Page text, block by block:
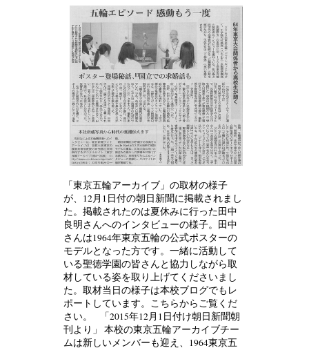
「東京五輪アーカイブ」の取材の様子
が、12月1日付の朝日新聞に掲載されまし
た。掲載されたのは夏休みに行った田中
良明さんへのインタビューの様子。田中
さんは1964年東京五輪の公式ポスターの
モデルとなった方です。一緒に活動して
いる聖徳学園の皆さんと協力しながら取
材している姿を取り上げてくださいまし
た。取材当日の様子は本校ブログでもレ
ポートしています。こちらからご覧くだ
さい。 「2015年12月1日付け朝日新聞朝
刊より」 本校の東京五輪アーカイブチー
ムは新しいメンバーも迎え、1964東京五